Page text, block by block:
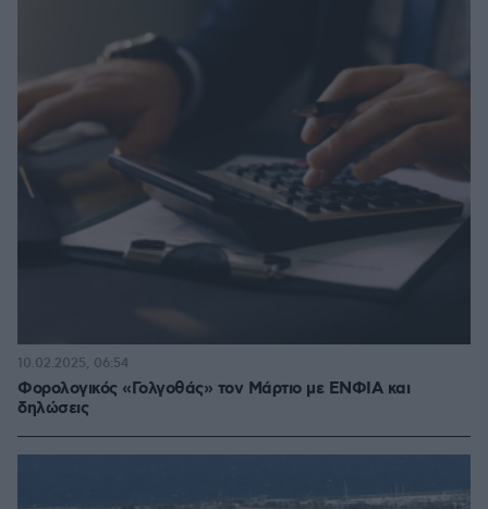
Φορολογικός «Γολγοθάς» τον Μάρτιο με ΕΝΦΙΑ και
δηλώσεις
10.02.2025, 06:54